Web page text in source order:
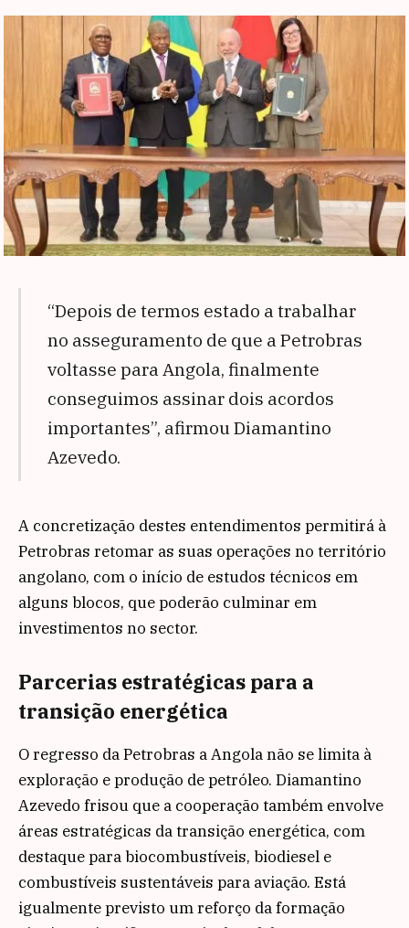
“Depois de termos estado a trabalhar
no asseguramento de que a Petrobras
voltasse para Angola, finalmente
conseguimos assinar dois acordos
importantes”, afirmou Diamantino
Azevedo.
A concretização destes entendimentos permitirá à
Petrobras retomar as suas operações no território
angolano, com o início de estudos técnicos em
alguns blocos, que poderão culminar em
investimentos no sector.
Parcerias estratégicas para a
transição energética
O regresso da Petrobras a Angola não se limita à
exploração e produção de petróleo. Diamantino
Azevedo frisou que a cooperação também envolve
áreas estratégicas da transição energética, com
destaque para biocombustíveis, biodiesel e
combustíveis sustentáveis para aviação. Está
igualmente previsto um reforço da formação